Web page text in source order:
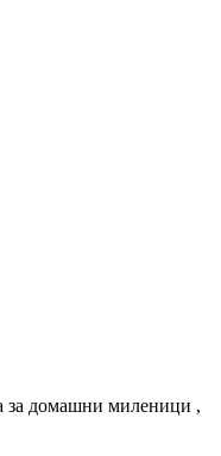
за домашни миленици ,